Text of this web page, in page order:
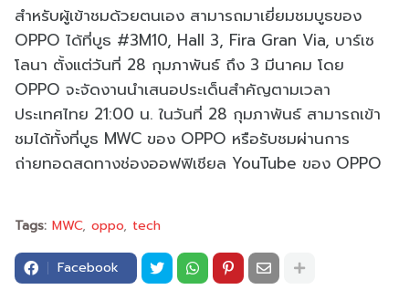
สำหรับผู้เข้าชมด้วยตนเอง สามารถมาเยี่ยมชมบูธของ
OPPO ได้ที่บูธ #3M10, Hall 3, Fira Gran Via, บาร์เซ
โลนา ตั้งแต่วันที่ 28 กุมภาพันธ์ ถึง 3 มีนาคม โดย
OPPO จะจัดงานนำเสนอประเด็นสำคัญตามเวลา
ประเทศไทย 21:00 น. ในวันที่ 28 กุมภาพันธ์ สามารถเข้า
ชมได้ทั้งที่บูธ MWC ของ OPPO หรือรับชมผ่านการ
ถ่ายทอดสดทางช่องออฟฟิเชียล YouTube ของ OPPO
Tags: MWC oppo tech
Facebook